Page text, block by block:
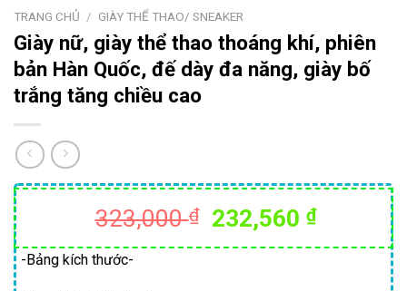
TRANG CHỦ / GIÀY THỂ THAO/ SNEAKER
Giày nữ, giày thể thao thoáng khí, phiên
bản Hàn Quốc, đế dày đa năng, giày bố
trắng tăng chiều cao
323,000₫
Giá
gốc
232,560₫Giá
hiện
-Bảng kích thước-